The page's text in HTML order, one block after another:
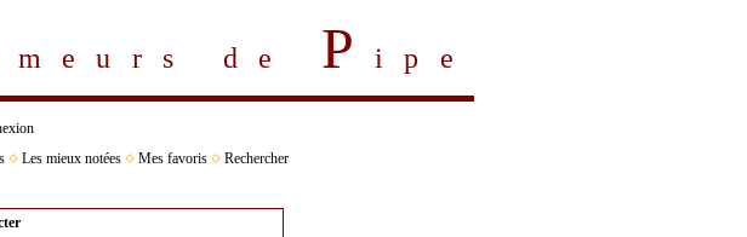
de P ipe
Les mieux notées Mes favoris Rechercher